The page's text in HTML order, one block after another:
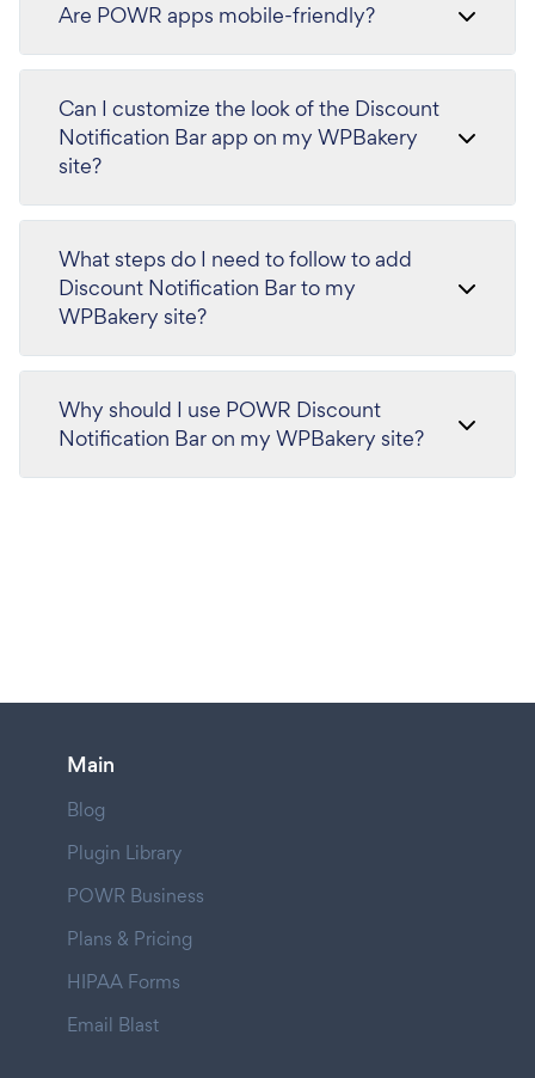
Are POWR apps mobile-friendly?
Can I customize the look of the Discount
Notification Bar app on my WPBakery
site?
What steps do I need to follow to add
Discount Notification Bar to my
WPBakery site?
Why should I use POWR Discount
Notification Bar on my WPBakery site?
Main
Blog
Plugin Library
POWR Business
Plans & Pricing
HIPAA Forms
Email Blast